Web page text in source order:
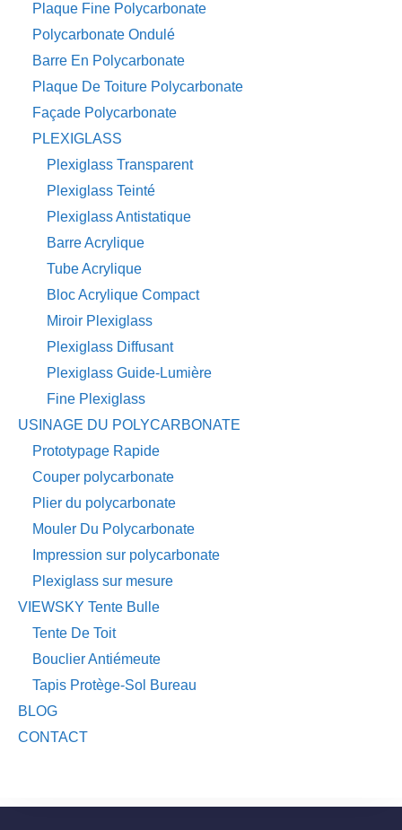
Plaque Fine Polycarbonate
Polycarbonate Ondulé
Barre En Polycarbonate
Plaque De Toiture Polycarbonate
Façade Polycarbonate
PLEXIGLASS
Plexiglass Transparent
Plexiglass Teinté
Plexiglass Antistatique
Barre Acrylique
Tube Acrylique
Bloc Acrylique Compact
Miroir Plexiglass
Plexiglass Diffusant
Plexiglass Guide-Lumière
Fine Plexiglass
USINAGE DU POLYCARBONATE
Prototypage Rapide
Couper polycarbonate
Plier du polycarbonate
Mouler Du Polycarbonate
Impression sur polycarbonate
Plexiglass sur mesure
VIEWSKY Tente Bulle
Tente De Toit
Bouclier Antiémeute
Tapis Protège-Sol Bureau
BLOG
CONTACT